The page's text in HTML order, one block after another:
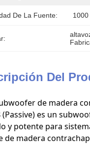
De La Fuente: 1000
Del
de madera
(Passive) es un
y potente para
de madera